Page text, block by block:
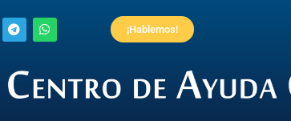
¡Hablemos!